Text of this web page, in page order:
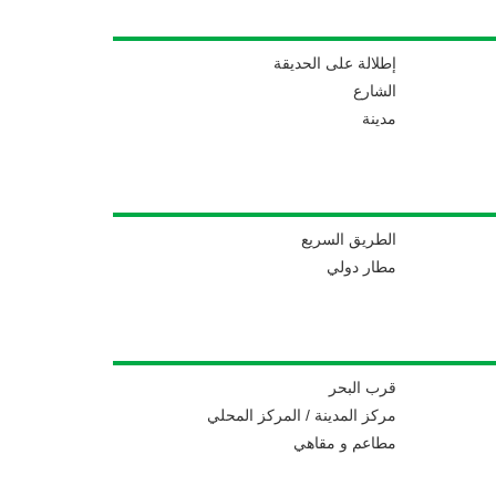
إطلالة على الحديقة
الشارع
مدينة
الطريق السريع
مطار دولي
قرب البحر
مركز المدينة / المركز المحلي
مطاعم و مقاهي